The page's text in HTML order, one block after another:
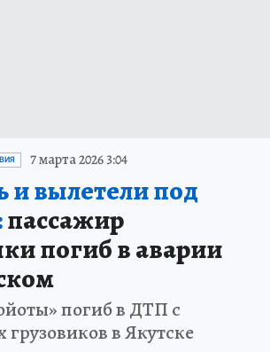
7 марта 2026 3:04
и вылетели под
пассажир
погиб в аварии
погиб в ДТП с
грузовиков в Якутске